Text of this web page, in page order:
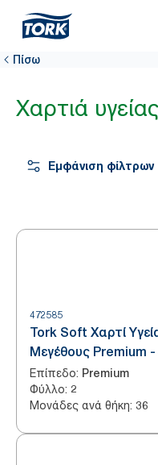
Πίσω
Χαρτιά
Εμφάνιση φίλτρων
472585
Tork Soft Χαρτί
Μεγέθους Premium -
Επίπεδο: Premium
Φύλλο: 2
Μονάδες ανά θήκη: 36